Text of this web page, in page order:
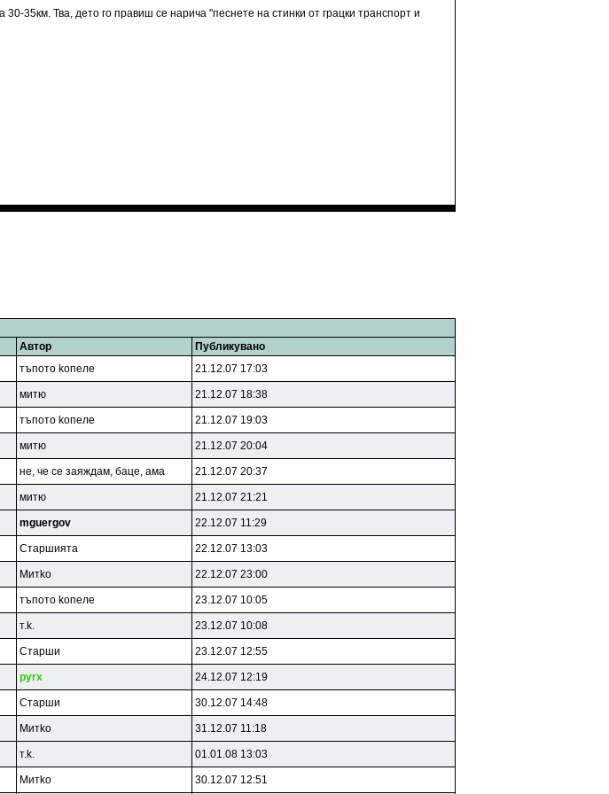
35км. Тва, дето го правиш се нарича "песнете на стинки от грацки транспорт и
Автор Публикувано
тъпoтo koпeлe 21.12.07 17:03
митю 21.12.07 18:38
тъпoтo koпeлe 21.12.07 19:03
митю 21.12.07 20:04
нe, чe ce зaяждaм, бaцe, aмa 21.12.07 20:37
митю 21.12.07 21:21
mguergov 22.12.07 11:29
Cтapшиятa 22.12.07 13:03
Mитko 22.12.07 23:00
тъпoтo koпeлe 23.12.07 10:05
т.k. 23.12.07 10:08
Cтapши 23.12.07 12:55
pyrx 24.12.07 12:19
Cтapши 30.12.07 14:48
Mитko 31.12.07 11:18
т.k. 01.01.08 13:03
Mитko 30.12.07 12:51